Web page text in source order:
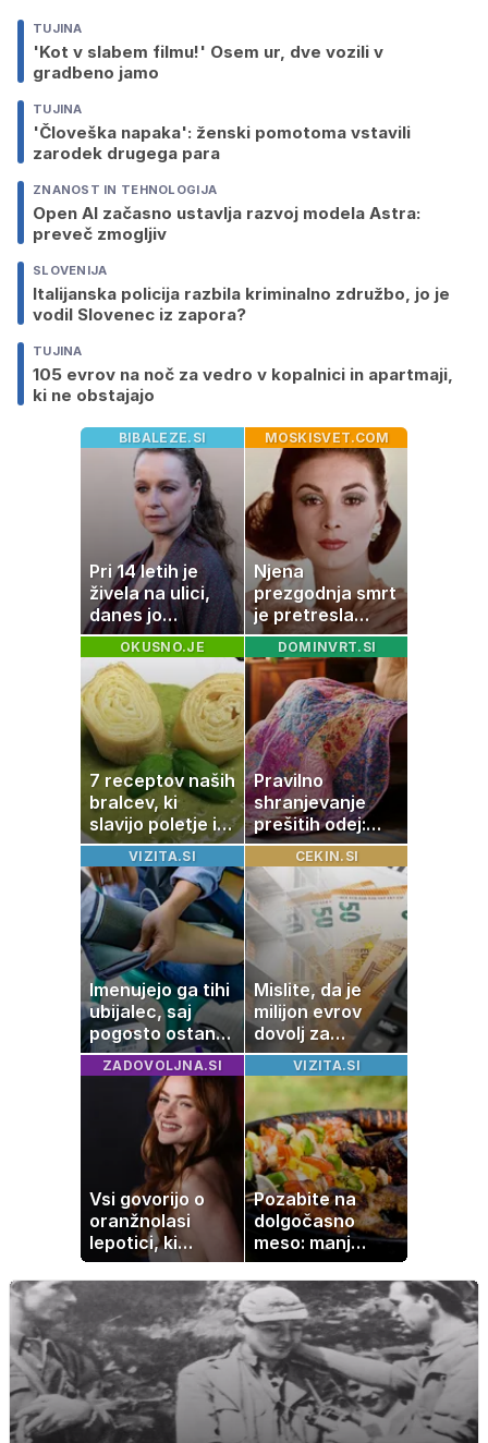
TUJINA
'Kot v slabem filmu!' Osem ur, dve vozili v
gradbeno jamo
TUJINA
'Človeška napaka': ženski pomotoma vstavili
zarodek drugega para
ZNANOST IN TEHNOLOGIJA
Open AI začasno ustavlja razvoj modela Astra:
preveč zmogljiv
SLOVENIJA
Italijanska policija razbila kriminalno združbo, jo je
vodil Slovenec iz zapora?
TUJINA
105 evrov na noč za vedro v kopalnici in apartmaji,
ki ne obstajajo
BIBALEZE.SI
Pri 14 letih je
živela na ulici,
danes jo
občuduje ves
svet
MOSKISVET.COM
Njena
prezgodnja smrt
je pretresla
modni svet: za
slavo se je
skrivala
tragedija
OKUSNO.JE
7 receptov naših
bralcev, ki
slavijo poletje in
tradicijo
DOMINVRT.SI
Pravilno
shranjevanje
prešitih odej:
Kako ohraniti
družinsko
dediščino
VIZITA.SI
Imenujejo ga tihi
ubijalec, saj
pogosto ostane
neopažen:
nenavadni
simptomi
visokega
holesterola
CEKIN.SI
Mislite, da je
milijon evrov
dovolj za
sanjsko
stanovanje? Te
številke so
šokirale Evropo
ZADOVOLJNA.SI
Vsi govorijo o
oranžnolasi
lepotici, ki
navdušuje s
skrivnostno
vlogo
VIZITA.SI
Pozabite na
dolgočasno
meso: manj
maščobe, več
svežine